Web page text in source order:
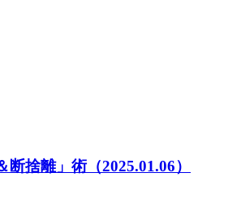
断捨離」術（2025.01.06）